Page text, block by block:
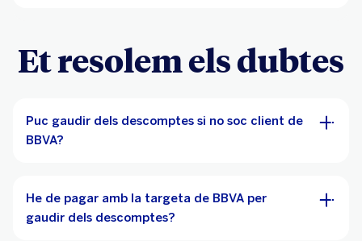
Et resolem els dubtes
Puc gaudir dels descomptes si no soc client de
BBVA?
He de pagar amb la targeta de BBVA per
gaudir dels descomptes?